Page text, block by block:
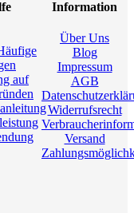
auf
Information
Über Uns
Blog
Impressum
AGB
Widerrufsrecht
Versand